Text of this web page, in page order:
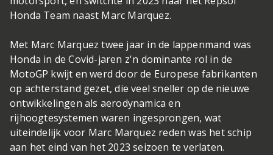
Honda Team naast Marc Marquez.
Met Marc Marquez twee jaar in de lappenmand was
Honda in de Covid-jaren z'n dominante rol in de
MotoGP kwijt en werd door de Europese fabrikanten
op achterstand gezet, die veel sneller op de nieuwe
ontwikkelingen als aerodynamica en
rijhoogtesystemen waren ingesprongen, wat
uiteindelijk voor Marc Marquez reden was het schip
aan het eind van het 2023 seizoen te verlaten.